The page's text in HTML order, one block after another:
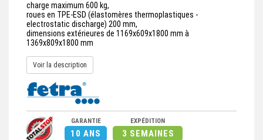
charge maximum 600 kg,
roues en TPE-ESD (élastomères thermoplastiques -
electrostatic discharge) 200 mm,
dimensions extérieures de 1169x609x1800 mm à
1369x809x1800 mm
Voir la description
GARANTIE
10 ANS
EXPÉDITION
3 SEMAINES